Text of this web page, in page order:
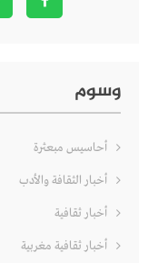
وسوم
أحاسيس مبعثرة
أخبار الثقافة والأدب
أخبار ثقافية
أخبار ثقافية مغربية